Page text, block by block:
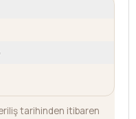
tarihinden itibaren